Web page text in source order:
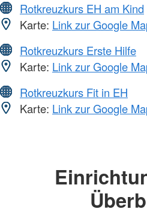
Rotkreuzkurs EH am Kind
Karte: Link zur Google
Rotkreuzkurs Erste Hilfe
Karte: Link zur Google
Rotkreuzkurs Fit in EH
Karte: Link zur Google